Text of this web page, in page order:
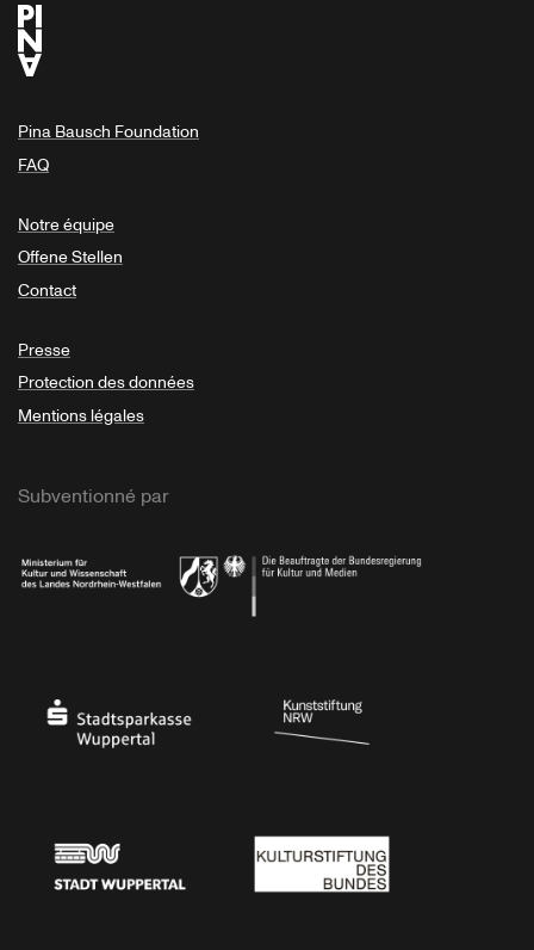
Pina Bausch Foundation
FAQ
Notre équipe
Offene Stellen
Contact
Presse
Protection des données
Mentions légales
Subventionné par